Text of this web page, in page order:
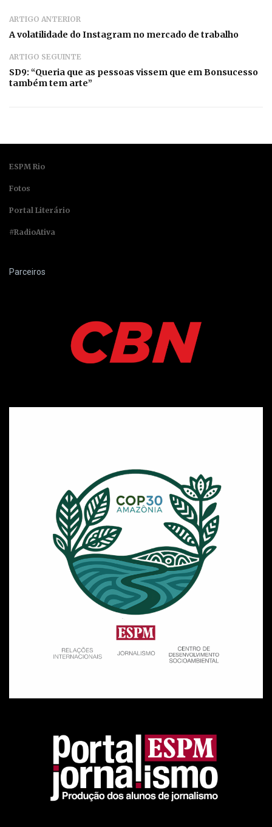
ARTIGO ANTERIOR
A volatilidade do Instagram no mercado de trabalho
ARTIGO SEGUINTE
SD9: “Queria que as pessoas vissem que em Bonsucesso
também tem arte”
ESPM Rio
Fotos
Portal Literário
#RadioAtiva
Parceiros